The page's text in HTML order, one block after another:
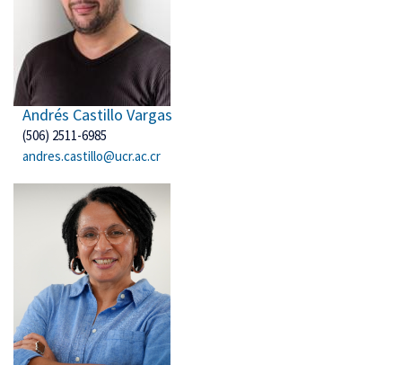
Andrés Castillo Vargas
(506) 2511-6985
andres.castillo@ucr.ac.cr